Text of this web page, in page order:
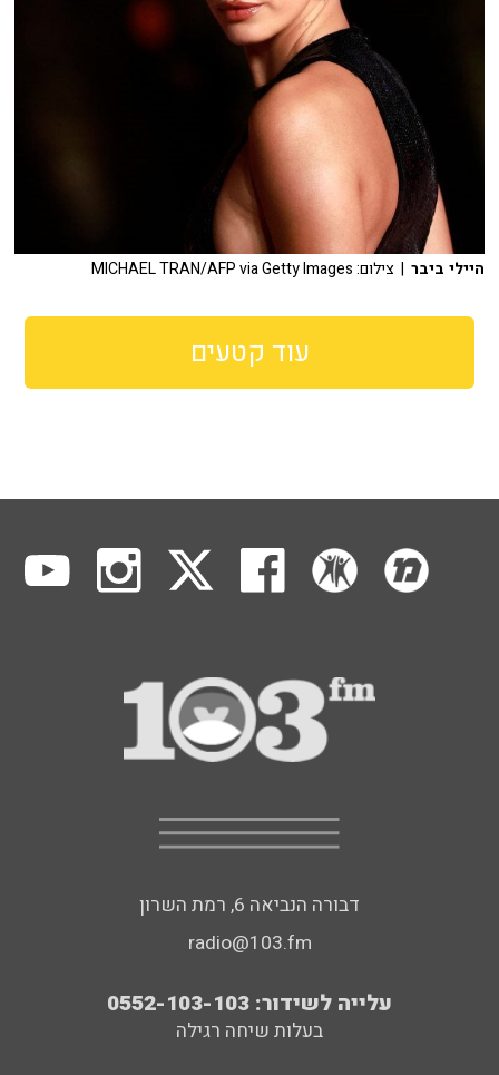
היילי ביבר | צילום: MICHAEL TRAN/AFP via Getty Images
עוד קטעים
דבורה הנביאה 6, רמת השרון
radio@103.fm
עלייה לשידור: 0552-103-103
בעלות שיחה רגילה